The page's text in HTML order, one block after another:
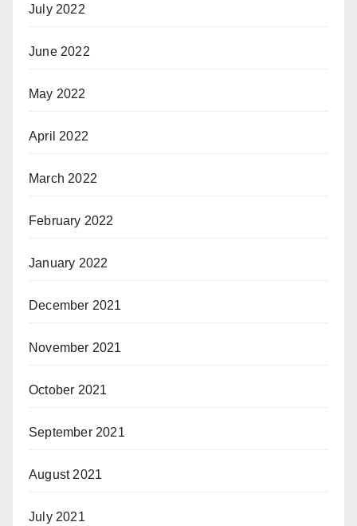
July 2022
June 2022
May 2022
April 2022
March 2022
February 2022
January 2022
December 2021
November 2021
October 2021
September 2021
August 2021
July 2021